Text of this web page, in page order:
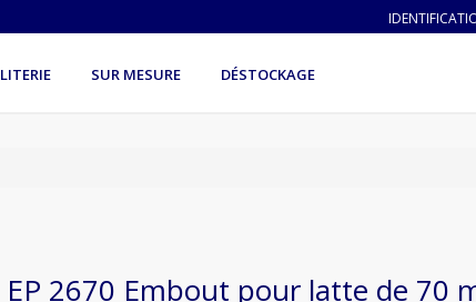
LITERIE SUR MESURE DÉSTOCKAGE
EP 2670 Embout pour latte de 70